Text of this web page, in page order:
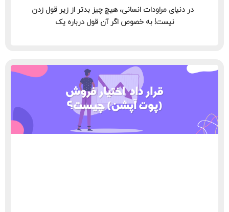
در دنیای مراودات انسانی، هیچ چیز بدتر از زیر قول زدن
نیست! به خصوص اگر آن قول درباره یک